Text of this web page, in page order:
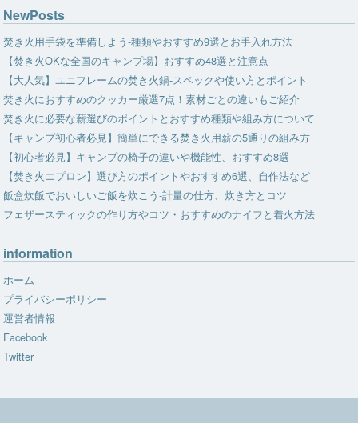
NewPosts
焚き火用手袋を準備しよう-種類やおすすめ9選とお手入れ方法
【焚き火OKな全国のキャンプ場】おすすめ48選と注意点
【大人気】ユニフレームの焚き火鍋-スペックや使い方とポイント
焚き火におすすめのクッカー厳選7点！素材ごとの違いもご紹介
焚き火に必要な薪選びのポイントとおすすめ種類や組み方について
【キャンプ初心者必見】簡単にできる焚き火用薪の5通りの組み方
【初心者必見】キャンプの椅子の違いや機能性、おすすめ8選
【焚き火エプロン】選び方のポイントやおすすめ6選、自作法など
飯盒炊飯でおいしいご飯を炊こう-計量の仕方、炊き方とコツ
フェザースティックの作り方やコツ・おすすめのナイフと着火方法
information
ホーム
プライバシーポリシー
運営者情報
Facebook
Twitter